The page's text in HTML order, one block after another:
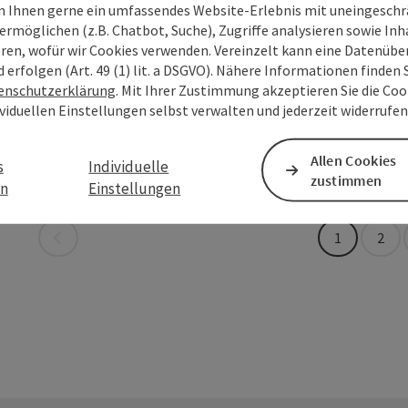
Copyright
: Fischen in der Donau
Fischen in
MODI
1 2
Ihnen gerne ein umfassendes Website-Erlebnis mit
(z.B. Chatbot, Suche), Zugriffe analysieren sowie
wofür wir Cookies verwenden. Vereinzelt kann eine
(Art. 49 (1) lit. a DSGVO). Nähere Informationen finden
. Mit Ihrer Zustimmung akzeptieren Sie die
Einstellungen selbst verwalten und jederzeit
Individuelle
Einstellungen
Allen Cookies
zustimmen